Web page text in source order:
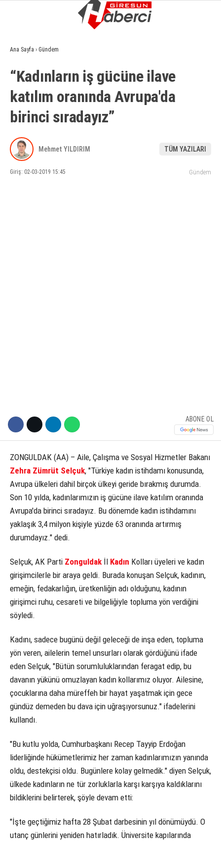
GÜNDEM
EKONOMI
SIYASET
ASAYIŞ
SPOR
Ana Sayfa › Gündem
“Kadınların iş gücüne ilave
katılım oranında Avrupa'da
birinci sıradayız”
Mehmet YILDIRIM TÜM YAZILARI
Giriş: 02-03-2019 15:45 Gündem
ABONE OL
ZONGULDAK (AA) – Aile, Çalışma ve Sosyal Hizmetler Bakanı
Zehra Zümrüt Selçuk, "Türkiye kadın istihdamı konusunda,
Avrupa ülkeleri dahil birçok ülkeyi geride bırakmış durumda.
Son 10 yılda, kadınlarımızın iş gücüne ilave katılım oranında
Avrupa'da birinci sıradayız. Bu dönemde kadın istihdamını
yaklaşık 3,4 milyon kişiyle yüzde 63 oranında artırmış
durumdayız." dedi.
Selçuk, AK Parti Zonguldakİl Kadın Kolları üyeleri ve kadın
girişimcilerle bir araya geldi. Burada konuşan Selçuk, kadının,
emeğin, fedakarlığın, üretkenliğin adı olduğunu, kadının
girişimci ruhu, cesareti ve bilgeliğiyle topluma yön verdiğini
söyledi.
Kadını, sadece bugünü değil geleceği de inşa eden, topluma
yön veren, ailelerin temel unsurları olarak gördüğünü ifade
eden Selçuk, "Bütün sorumluluklarından feragat edip, bu
davanın yükünü omuzlayan kadın kollarımız oluyor. Ailesine,
çocuklarına daha müreffeh bir hayat yaşatmak için gece
gündüz demeden bu dava için uğraşıyorsunuz." ifadelerini
kullandı.
"Bu kutlu yolda, Cumhurbaşkanı Recep Tayyip Erdoğan
liderliğinde hükümetlerimiz her zaman kadınlarımızın yanında
oldu, destekçisi oldu. Bugünlere kolay gelmedik." diyen Selçuk,
ülkede kadınların ne tür zorluklarla karşı karşıya kaldıklarını
bildiklerini belirterek, şöyle devam etti:
"İşte geçtiğimiz hafta 28 Şubat darbesinin yıl dönümüydü. O
utanç günlerini yeniden hatırladık. Üniversite kapılarında